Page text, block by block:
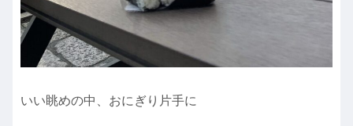
いい眺めの中、おにぎり片手に